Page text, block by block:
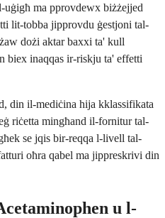
uġigħ ma pprovdewx biżżejjed
lit-tobba jipprovdu ġestjoni tal-
dożi aktar baxxi ta' kull
inaqqas ir-riskju ta' effetti
din il-mediċina hija kklassifikata
riċetta mingħand il-fornitur tal-
se jqis bir-reqqa l-livell tal-
oħra qabel ma jippreskrivi din
u l-